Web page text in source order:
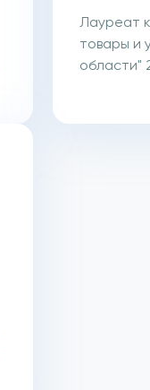
Лауреат
товары и
области"